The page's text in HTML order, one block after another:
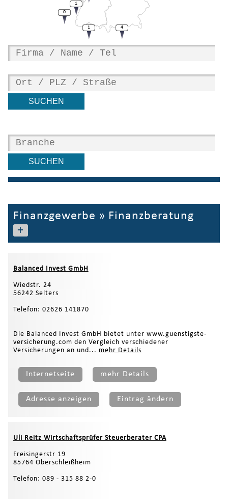
0
1
1 4
Finanzgewerbe » Finanzberatung
+
Balanced Invest GmbH
Wiedstr. 24
56242 Selters
Telefon: 02626 141870
Die Balanced Invest GmbH bietet unter www.guenstigste-
versicherung.com den Vergleich verschiedener
Versicherungen an und... mehr Details
Internetseite mehr Details
Adresse anzeigen Eintrag ändern
Uli Reitz Wirtschaftsprüfer Steuerberater CPA
Freisingerstr 19
85764 Oberschleißheim
Telefon: 089 - 315 88 2-0